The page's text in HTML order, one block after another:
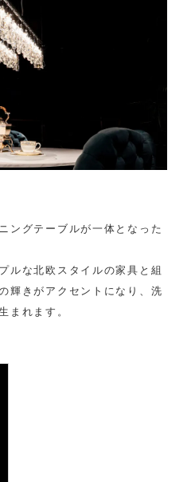
ングテーブルが一体となった
ルな北欧スタイルの家具と組
輝きがアクセントになり、洗
まれます。